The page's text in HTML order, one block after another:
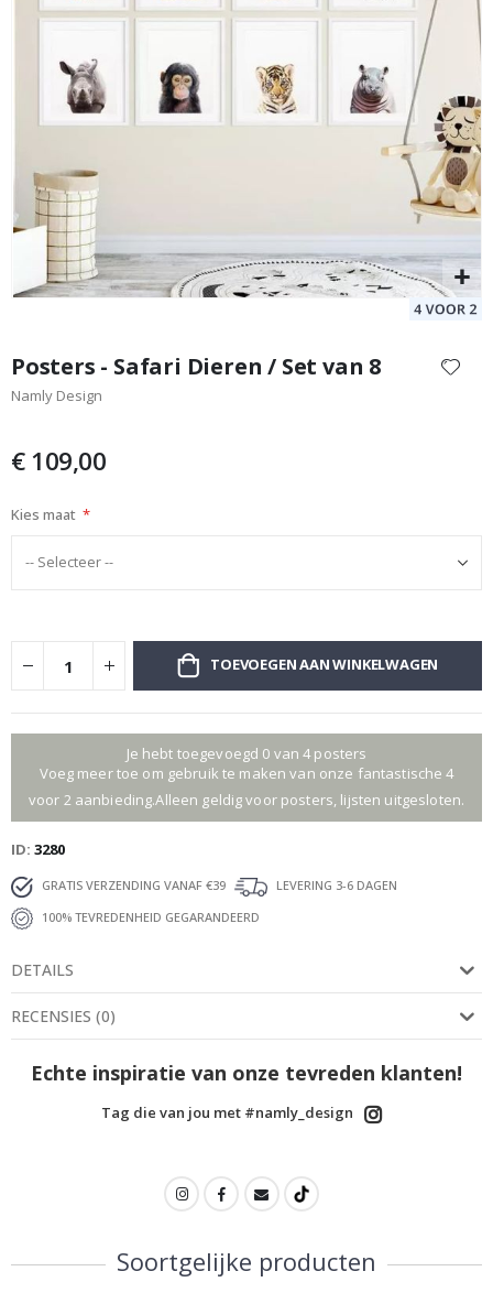
Muursticker - Apen
Price29,00 €
het
begin
afbeeldingen-
Posters - Safari Dieren / Set van 8
Namly Design
€ 109,00
Kies maat
TOEVOEGEN AAN WINKELWAGEN
Je hebt toegevoegd 0 van 4 posters
Voeg meer toe om gebruik te maken van onze fantastische 4
voor 2 aanbieding.Alleen geldig voor posters, lijsten uitgesloten.
ID 3280
GRATIS VERZENDING VANAF €39
LEVERING 3-6 DAGEN
100% TEVREDENHEID GEGARANDEERD
DETAILS
RECENSIES (0)
Echte inspiratie van onze tevreden klanten!
Tag die van jou met #namly_design
Soortgelijke producten